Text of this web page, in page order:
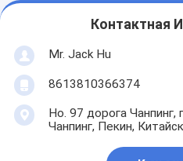
Контактная
Mr. Jack Hu
8613810366374
Но. 97 дорога Чанпинг,
Чанпинг, Пекин,